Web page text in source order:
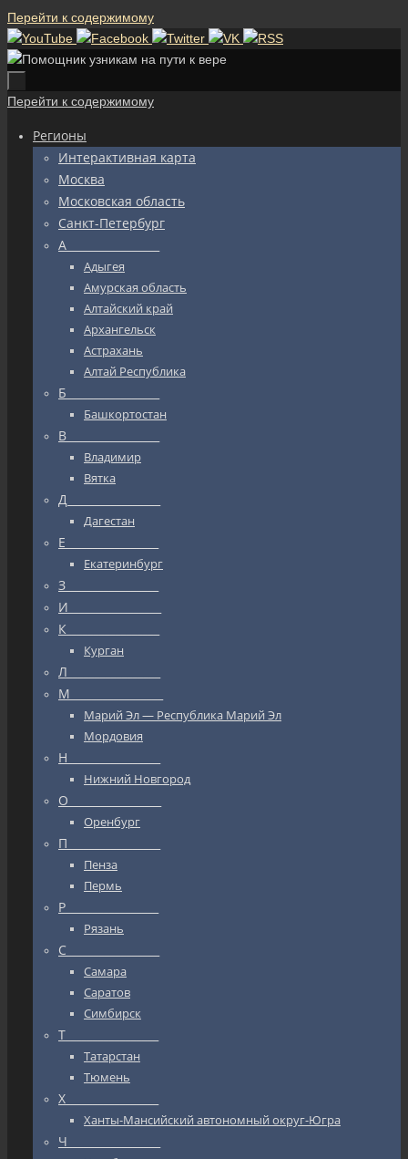
Перейти к содержимому
Перейти к содержимому
Регионы
Интерактивная карта
Москва
Московская область
Санкт-Петербург
А_________________
Адыгея
Амурская область
Алтайский край
Архангельск
Астрахань
Алтай Республика
Б_________________
Башкортостан
В_________________
Владимир
Вятка
Д_________________
Дагестан
Е_________________
Екатеринбург
З_________________
И_________________
К_________________
Курган
Л_________________
М_________________
Марий Эл — Республика Марий Эл
Мордовия
Н_________________
Нижний Новгород
О_________________
Оренбург
П_________________
Пенза
Пермь
Р_________________
Рязань
С_________________
Самара
Саратов
Симбирск
Т_________________
Татарстан
Тюмень
Х_________________
Ханты-Мансийский автономный округ-Югра
Ч_________________